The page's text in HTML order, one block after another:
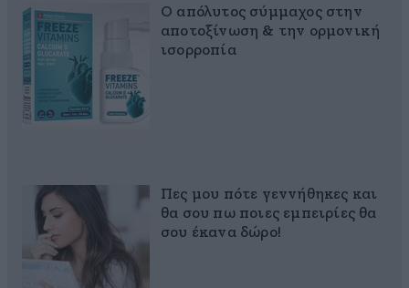
Ο απόλυτος σύμμαχος στην
αποτοξίνωση & την ορμονική
ισορροπία
Πες μου πότε γεννήθηκες και
θα σου πω ποιες εμπειρίες θα
σου έκανα δώρο!